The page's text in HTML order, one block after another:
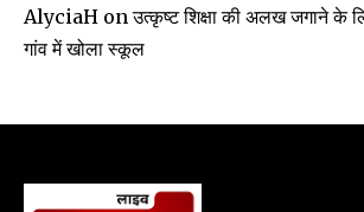
AlyciaH onउत्कृष्ट शिक्षा की अलख जगाने के
गांव में खोला स्कूल